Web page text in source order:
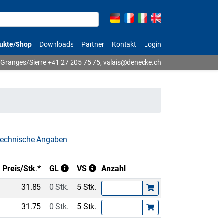
Shop Downloads Partner Kontakt Login
Granges/Sierre+41 27 205 75 75, valais@denecke.ch
Angaben
Preis/Stk.* GL VS
Anzahl
31.85
0 Stk. 5 Stk.
31.75 0 Stk. 5 Stk.